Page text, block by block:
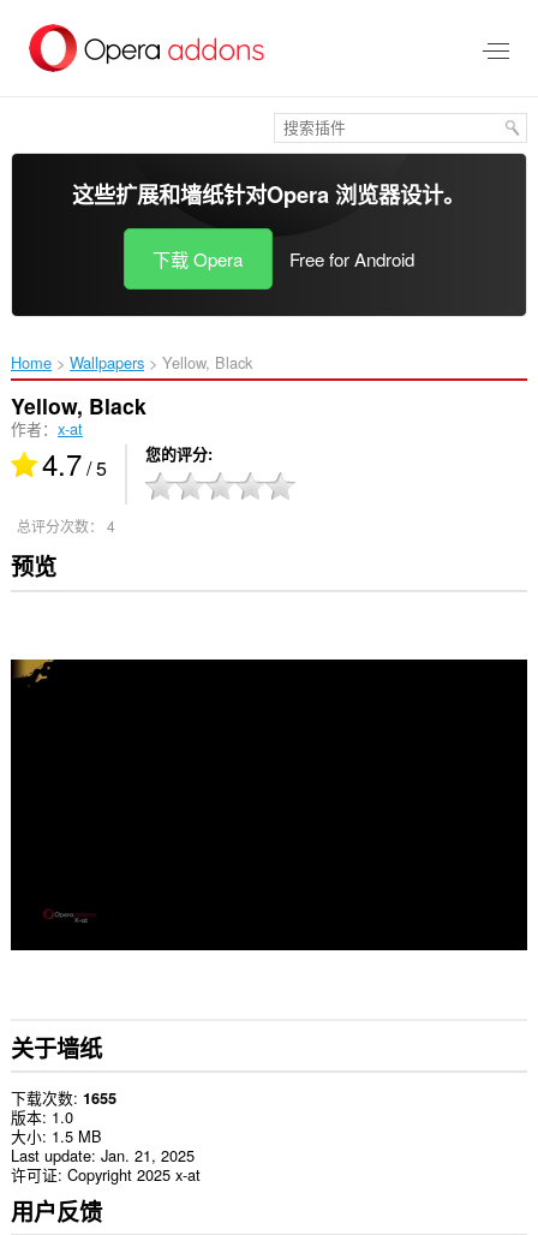
这些扩展和墙纸针对Opera 浏览器设计。
下载 Opera Free for Android
Home Wallpapers Yellow, Black‎
Yellow, Black
作者： x-at
4.7/ 5 您的评分
总评分次数： 4
预览
关于墙纸
下载次数 1655
版本 1.0
大小 1.5 MB
Last update Jan. 21, 2025
许可证 Copyright 2025 x-at
用户反馈